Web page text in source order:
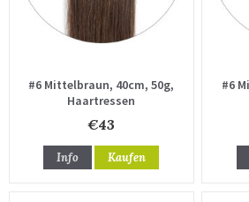
#6 Mittelbraun, 40cm, 50g,
Haartressen
€43
Info Kaufen
#6